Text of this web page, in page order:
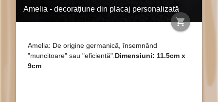
Amelia - decorațiune din placaj personalizată
shopping_cart
Amelia: De origine germanică, însemnând
"muncitoare" sau "eficientă". Dimensiuni: 11.5cm x
9cm